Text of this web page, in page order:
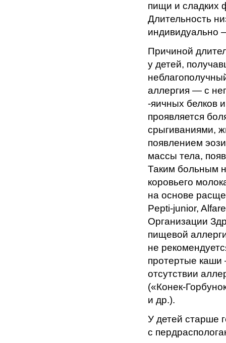
пищи и сладких
Длительность
индивидуально
Причиной
у детей,
аллергия — с
-яичных белков
проявляется
срыгиваниями,
появлением
массы тела,
Таким больным
коровьего
на основе
Pepti-junior,
Организации
пищевой
не
протертые каши
отсутствии
(«Конек-
и др.).
У детей старше
с